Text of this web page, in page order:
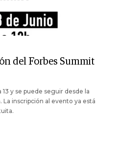
del Forbes Summit
y se puede seguir desde la
inscripción al evento ya está